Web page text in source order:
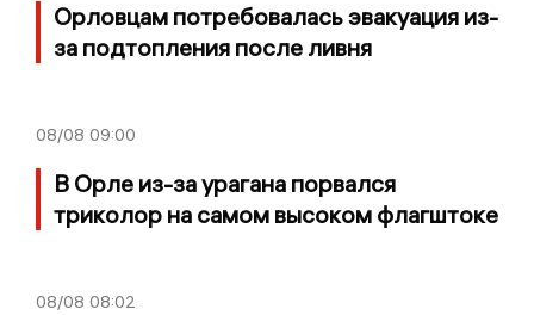
Орловцам потребовалась эвакуация из-
за подтопления после ливня
08/08 09:00
В Орле из-за урагана порвался
триколор на самом высоком флагштоке
08/08 08:02